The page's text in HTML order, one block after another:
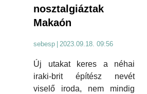
nosztalgiáztak
Makaón
sebesp 2023.09.18. 09:56
Új utakat keres a néhai
iraki-brit építész nevét
viselő iroda, nem mindig